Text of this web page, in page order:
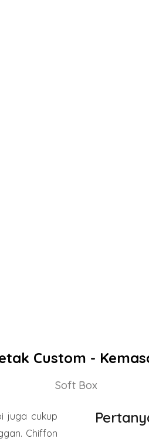
Custom -
Soft Box
juga cukup
Chiffon